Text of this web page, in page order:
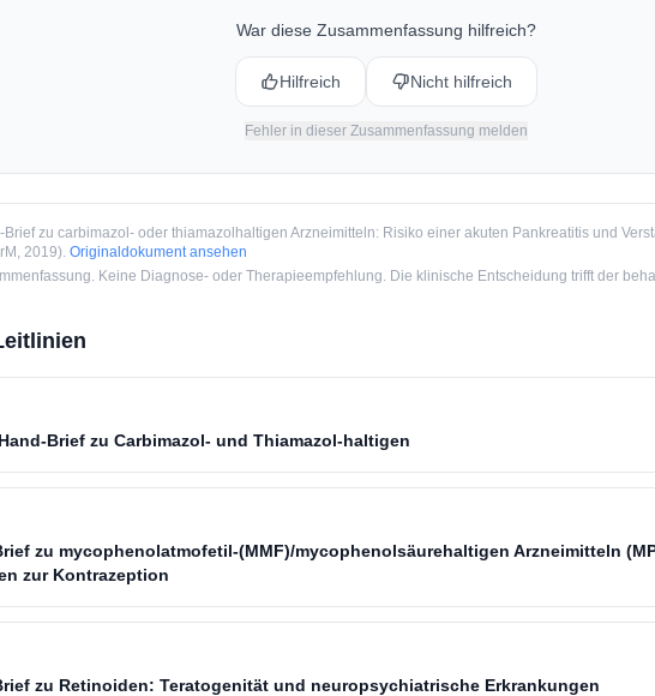
War diese Zusammenfassung hilfreich?
Hilfreich Nicht hilfreich
Fehler in dieser Zusammenfassung melden
Brief zu carbimazol- oder thiamazolhaltigen Arzneimitteln: Risiko einer akuten Pankreatitis und
, 2019). Originaldokument ansehen
Keine Diagnose- oder Therapieempfehlung. Die klinische Entscheidung trifft der
Brief zu Carbimazol- und Thiamazol-haltigen
zu mycophenolatmofetil-(MMF)/mycophenolsäurehaltigen Arzneimitteln
zur Kontrazeption
zu Retinoiden: Teratogenität und neuropsychiatrische Erkrankungen